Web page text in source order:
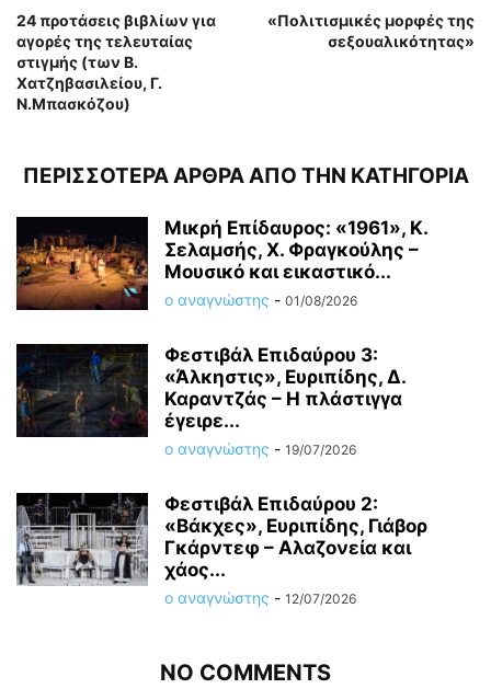
24 προτάσεις βιβλίων για
αγορές της τελευταίας
στιγμής (των Β.
Χατζηβασιλείου, Γ.
Ν.Μπασκόζου)
«Πολιτισμικές μορφές της
σεξουαλικότητας»
ΠΕΡΙΣΣΟΤΕΡΑ ΑΡΘΡΑ ΑΠΟ ΤΗΝ ΚΑΤΗΓΟΡΙΑ
Μικρή Επίδαυρος: «1961», Κ.
Σελαμσής, Χ. Φραγκούλης –
Μουσικό και εικαστικό...
ο αναγνώστης - 01/08/2026
Φεστιβάλ Επιδαύρου 3:
«Άλκηστις», Ευριπίδης, Δ.
Καραντζάς – Η πλάστιγγα
έγειρε...
ο αναγνώστης - 19/07/2026
Φεστιβάλ Επιδαύρου 2:
«Βάκχες», Ευριπίδης, Γιάβορ
Γκάρντεφ – Αλαζονεία και
χάος...
ο αναγνώστης - 12/07/2026
NO COMMENTS